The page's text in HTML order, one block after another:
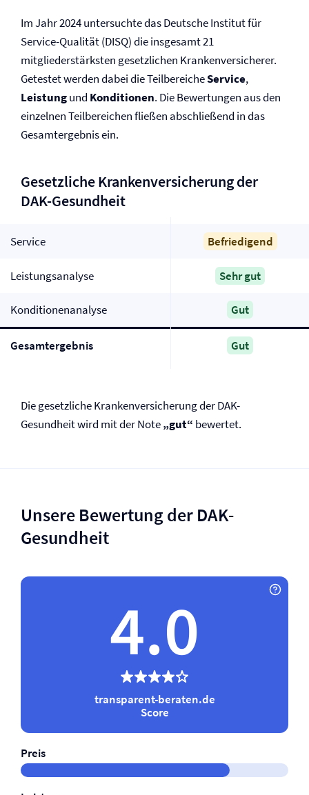
Im Jahr 2024 untersuchte das Deutsche Institut für
Service-Qualität (DISQ) die insgesamt 21
mitgliederstärksten gesetzlichen Kranken­versicherer.
Getestet werden dabei die TeilbereicheService,
Leistungund Konditionen. Die Bewertungen aus den
einzelnen Teilbereichen fließen abschließend in das
Gesamtergebnis ein.
Gesetzliche Kranken­versicherung der
DAK-Gesundheit
Service Befriedigend
Leistungsanalyse Sehr gut
Konditionenanalyse Gut
Gesamtergebnis Gut
Die gesetzliche Kranken­versicherung der DAK-
Gesundheit wird mit der Note„gut“ bewertet.
Unsere Bewertung der DAK-
Gesundheit
4.0
transparent-beraten.de
Score
Preis